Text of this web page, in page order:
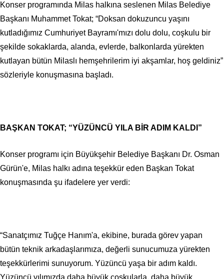
Konser programında Milas halkına seslenen Milas Belediye
Başkanı Muhammet Tokat; “Doksan dokuzuncu yaşını
kutladığımız Cumhuriyet Bayramı'mızı dolu dolu, coşkulu bir
şekilde sokaklarda, alanda, evlerde, balkonlarda yürekten
kutlayan bütün Milaslı hemşehrilerim iyi akşamlar, hoş geldiniz”
sözleriyle konuşmasına başladı.
BAŞKAN TOKAT; “YÜZÜNCÜ YILA BİR ADIM KALDI”
Konser programı için Büyükşehir Belediye Başkanı Dr. Osman
Gürün'e, Milas halkı adına teşekkür eden Başkan Tokat
konuşmasında şu ifadelere yer verdi:
“Sanatçımız Tuğçe Hanım'a, ekibine, burada görev yapan
bütün teknik arkadaşlarımıza, değerli sunucumuza yürekten
teşekkürlerimi sunuyorum. Yüzüncü yaşa bir adım kaldı.
Yüzüncü yılımızda daha büyük coşkularla, daha büyük